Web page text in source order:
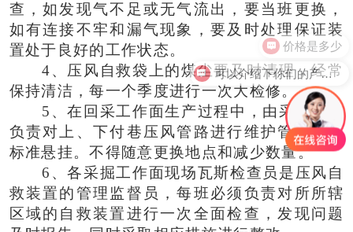
查，如发现气不足或无气流出，要当班更换，
如有连接不牢和漏气现象，要及时处理保证装
置处于良好的工作状态。
4、压风自救袋上的煤尘要及时清理，经常
保持清洁，每一个季度进行一次大检修。
5、在回采工作面生产过程中，由采煤队长
负责对上、下付巷压风管路进行维护管理，按
标准悬挂。不得随意更换地点和减少数量。
6、各采掘工作面现场瓦斯检查员是压风自
救装置的管理监督员，每班必须负责对所所辖
区域的自救装置进行一次全面检查，发现问题
可以介绍下你们的产品么？
价格是多少